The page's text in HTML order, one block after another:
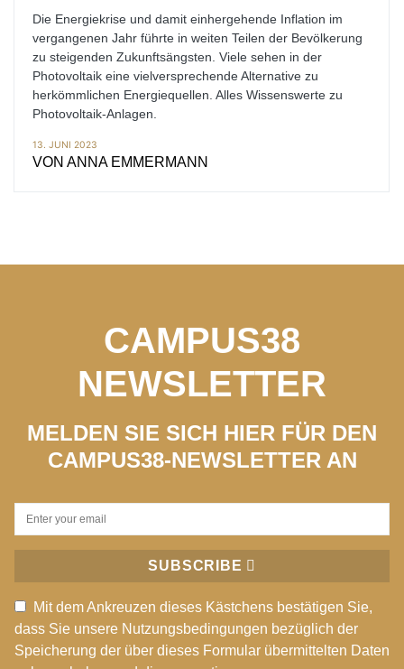
Die Energiekrise und damit einhergehende Inflation im
vergangenen Jahr führte in weiten Teilen der Bevölkerung
zu steigenden Zukunftsängsten. Viele sehen in der
Photovoltaik eine vielversprechende Alternative zu
herkömmlichen Energiequellen. Alles Wissenswerte zu
Photovoltaik-Anlagen.
13. JUNI 2023
VON ANNA EMMERMANN
CAMPUS38
NEWSLETTER
MELDEN SIE SICH HIER FÜR DEN
CAMPUS38-NEWSLETTER AN
SUBSCRIBE
Mit dem Ankreuzen dieses Kästchens bestätigen Sie,
dass Sie unsere Nutzungsbedingungen bezüglich der
Speicherung der über dieses Formular übermittelten Daten